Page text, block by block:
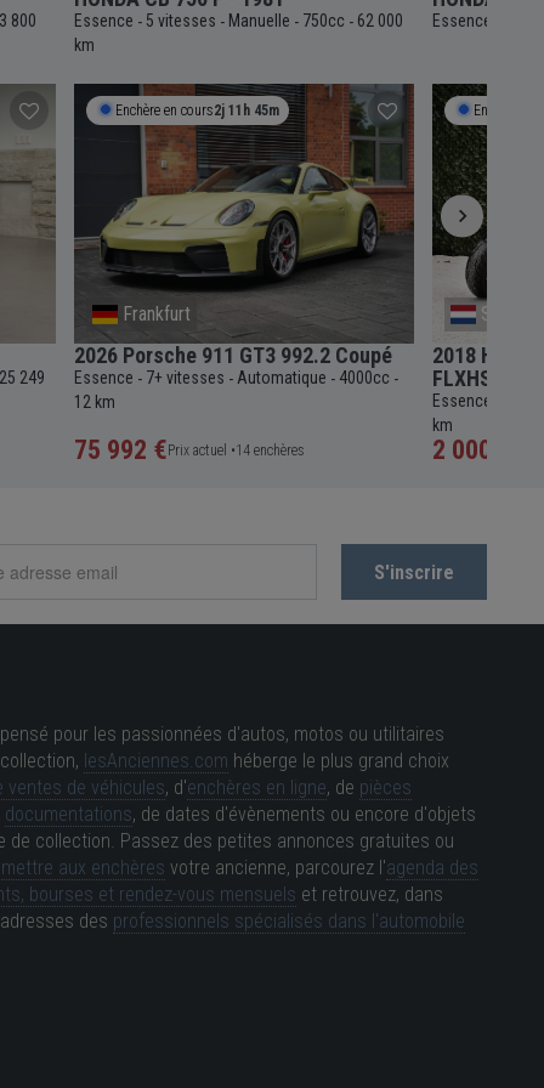
3 800
Essence - 5 vitesses - Manuelle - 750cc - 62 000
km
Essence
25 249
Enchère en cours2j 11h 45m
Frankfurt
2026 Porsche 911 GT3 992.2 Coupé
Essence - 7+ vitesses - Automatique - 4000cc -
12 km
75 992 €Prix actuel •14 enchères
Enchère en
South
2018
FLXHS
Essence
km
2 000 €
pour les passionnées d'autos, motos ou utilitaires
lesAnciennes.com héberge le plus grand choix
ventes de véhicules, d'enchères en ligne, de pièces
documentations, de dates d'évènements ou encore d'objets
de collection. Passez des petites annonces gratuites ou
mettre aux enchères votre ancienne, parcourez l'agenda des
bourses et rendez-vous mensuels et retrouvez, dans
des professionnels spécialisés dans l'automobile